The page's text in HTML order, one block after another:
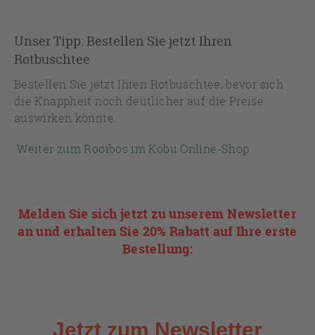
Unser Tipp: Bestellen Sie jetzt Ihren
Rotbuschtee
Bestellen Sie jetzt Ihren Rotbuschtee, bevor sich
die Knappheit noch deutlicher auf die Preise
auswirken könnte.
Weiter zum Rooibos im Kobu Online-Shop
Melden Sie sich jetzt zu unserem Newsletter
an und erhalten Sie 20% Rabatt auf Ihre erste
Bestellung: